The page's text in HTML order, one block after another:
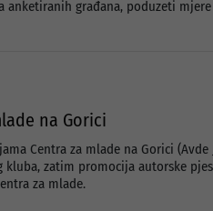
anketiranih građana, poduzeti
na Gorici
Centra za mlade na Gorici
zatim promocija autorske
za mlade.